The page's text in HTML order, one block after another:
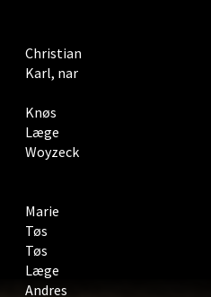
Christian
Karl, nar
Knøs
Læge
Woyzeck
Marie
Tøs
Tøs
Læge
Andres